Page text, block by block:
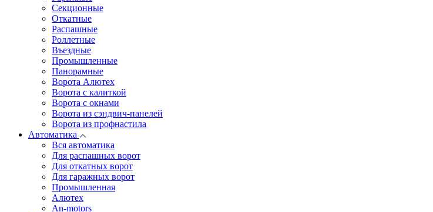
Секционные
Откатные
Распашные
Роллетные
Въездные
Промышленные
Панорамные
Ворота Алютех
Ворота с калиткой
Ворота c окнами
Ворота из сэндвич-панелей
Ворота из профнастила
Автоматика
Вся автоматика
Для распашных ворот
Для откатных ворот
Для гаражных ворот
Промышленная
Алютех
An-motors